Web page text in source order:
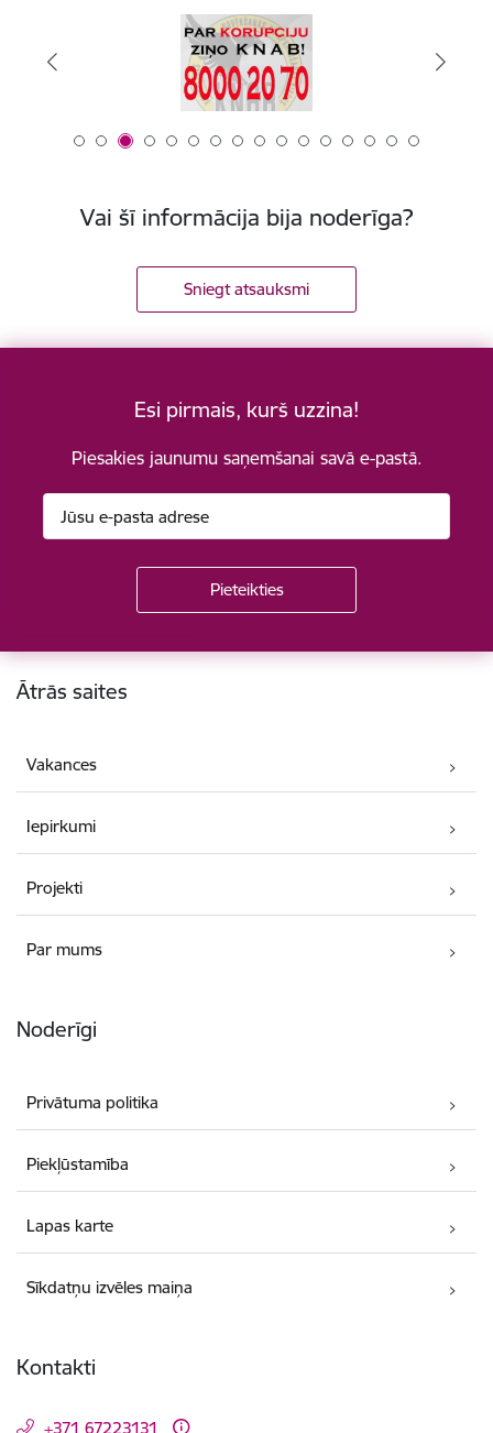
Vai šī informācija bija noderīga?
Sniegt atsauksmi
Esi pirmais, kurš uzzina!
Piesakies jaunumu saņemšanai savā e-pastā.
Kājene
Ātrās saites
Vakances
Iepirkumi
Projekti
Par mums
Noderīgi
Privātuma politika
Piekļūstamība
Lapas karte
Sīkdatņu izvēles maiņa
Kontakti
+371 67223131